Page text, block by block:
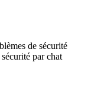
de sécurité
par chat